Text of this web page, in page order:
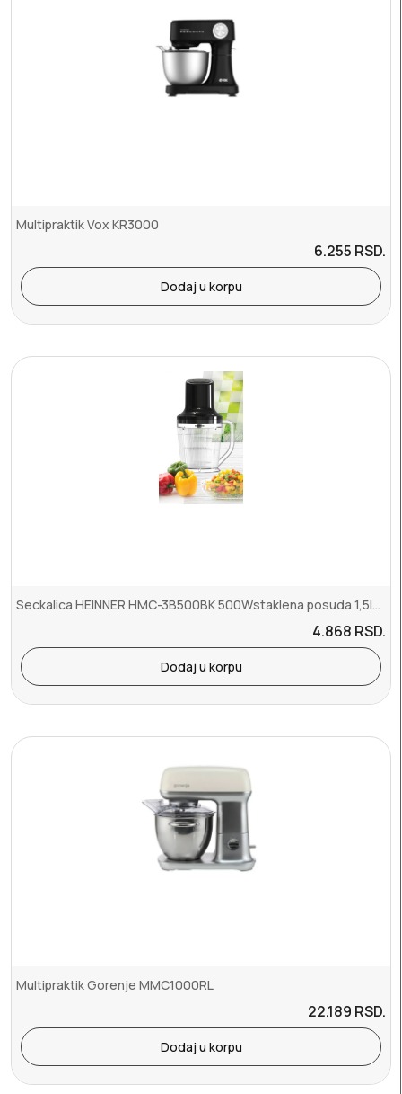
Multipraktik Vox KR3000
6.255 RSD.
Dodaj u korpu
Seckalica HEINNER HMC-3B500BK 500Wstaklena posuda 1,5lcrna
4.868 RSD.
Dodaj u korpu
Multipraktik Gorenje MMC1000RL
22.189 RSD.
Dodaj u korpu